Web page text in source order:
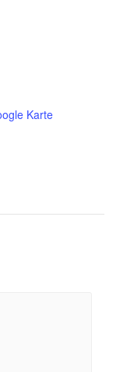
Karte